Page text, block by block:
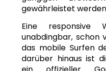
gewährleistet
Eine responsive
unabdingbar, schon
das mobile Surfen
darüber hinaus ist